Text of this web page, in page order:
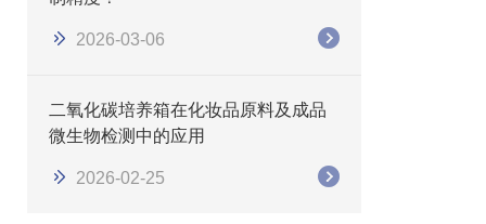
2026-03-06
二氧化碳培养箱在化妆品原料及成品
微生物检测中的应用
2026-02-25